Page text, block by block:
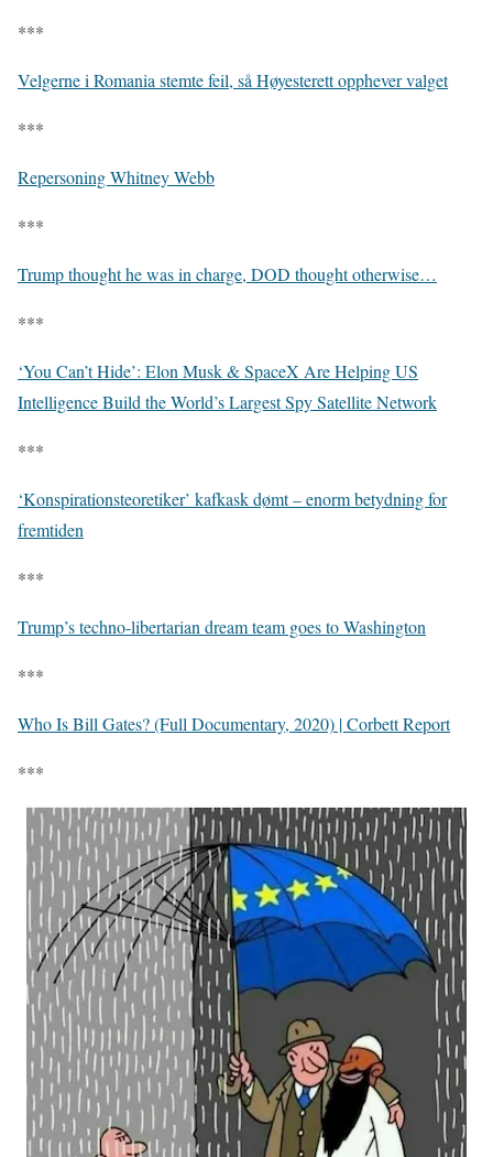
***
Velgerne i Romania stemte feil, så Høyesterett opphever valget
***
Repersoning Whitney Webb
***
Trump thought he was in charge, DOD thought otherwise…
***
‘You Can’t Hide’: Elon Musk & SpaceX Are Helping US
Intelligence Build the World’s Largest Spy Satellite Network
***
‘Konspirationsteoretiker’ kafkask dømt – enorm betydning for
fremtiden
***
Trump’s techno-libertarian dream team goes to Washington
***
Who Is Bill Gates? (Full Documentary, 2020) | Corbett Report
***